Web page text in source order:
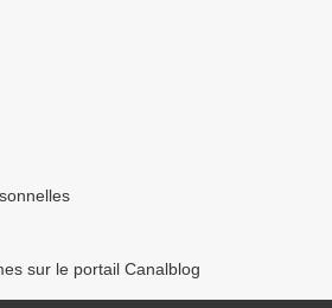
sur le portail Canalblog